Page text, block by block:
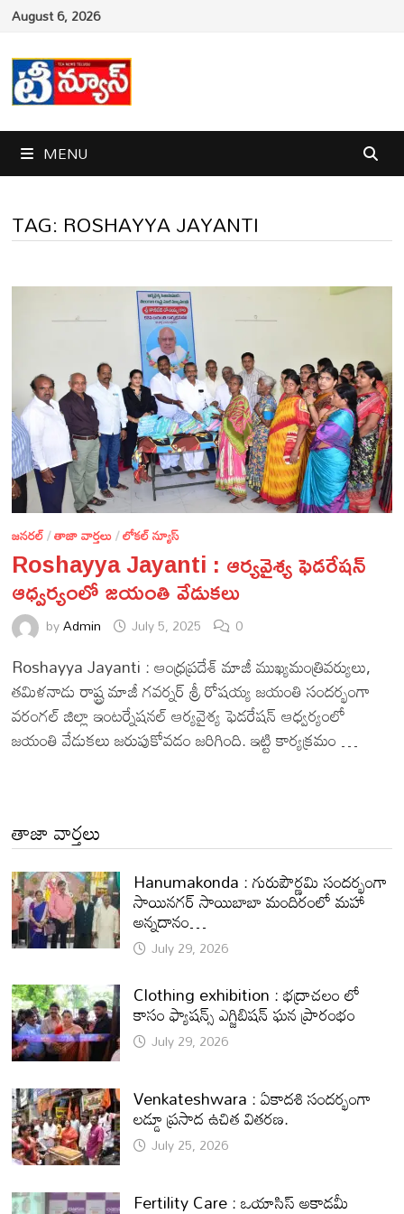
Skip
content
August 6, 2026
MENU
TAG: ROSHAYYA JAYANTI
జనరల్/తాజా వార్తలు/లోకల్ న్యూస్
Roshayya Jayanti : ఆర్యవైశ్య ఫెడరేషన్
ఆధ్వర్యంలో జయంతి వేడుకలు
byAdmin July 5, 2025 0
Roshayya Jayanti : ఆంధ్రప్రదేశ్ మాజీ ముఖ్యమంత్రివర్యులు,
తమిళనాడు రాష్ట్ర మాజీ గవర్నర్ శ్రీ రోషయ్య జయంతి సందర్భంగా
వరంగల్ జిల్లా ఇంటర్నేషనల్ ఆర్యవైశ్య ఫెడరేషన్ ఆధ్వర్యంలో
జయంతి వేడుకలు జరుపుకోవడం జరిగింది. ఇట్టి కార్యక్రమం …
తాజా వార్తలు
Hanumakonda : గురుపౌర్ణమి సందర్భంగా
సాయినగర్‌ సాయిబాబా మందిరంలో మహా
అన్నదానం…
July 29, 2026
Clothing exhibition : భద్రాచలం లో
కాసం ఫ్యాషన్స్ ఎగ్జిబిషన్ ఘన ప్రారంభం
July 29, 2026
Venkateshwara : ఏకాదశి సందర్భంగా
లడ్డూ ప్రసాద ఉచిత వితరణ.
July 25, 2026
Fertility Care : ఒయాసిస్ అకాడమీ